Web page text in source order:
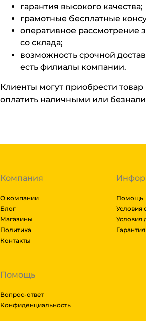
гарантия высокого качества;
грамотные бесплатные
оперативное рассмотрение
со склада;
возможность срочной
есть филиалы компании.
Клиенты могут приобрести товар
оплатить наличными или
Компания
О компании
Блог
Магазины
Политика
Контакты
Помощь
Условия
Условия
Помощь
Вопрос-ответ
Конфиденциальность